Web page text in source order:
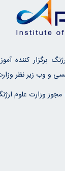
برگزار کننده
و وب زیر نظر
مجوز وزارت علوم